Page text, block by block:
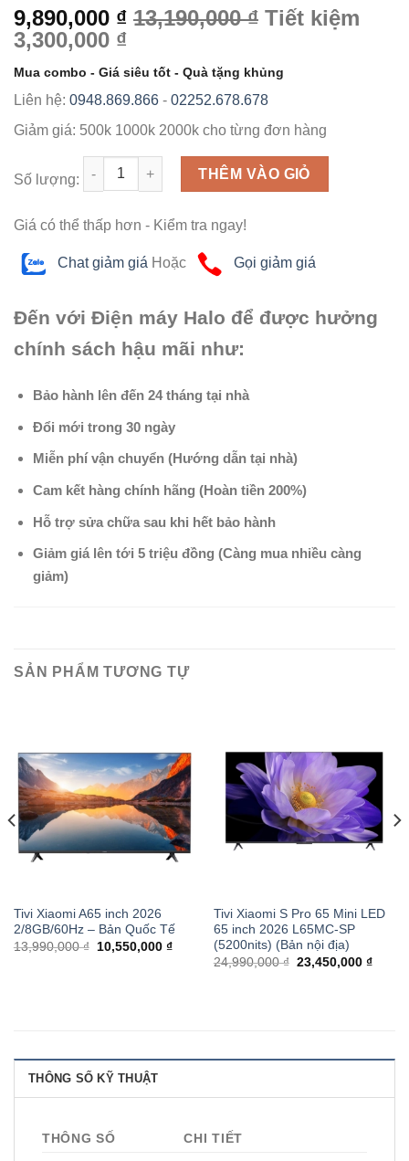
9,890,000 ₫ 13,190,000 ₫ Tiết kiệm
3,300,000 ₫
Mua combo - Giá siêu tốt - Quà tặng khủng
Liên hệ: 0948.869.866 - 02252.678.678
Giảm giá: 500k 1000k 2000k cho từng đơn hàng
Số lượng:
Số lượng THÊM VÀO GIỎ
Giá có thể thấp hơn - Kiểm tra ngay!
Chat giảm giá Hoặc Gọi giảm giá
Đến với Điện máy Halo để được hưởng
chính sách hậu mãi như:
Bảo hành lên đến 24 tháng tại nhà
Đổi mới trong 30 ngày
Miễn phí vận chuyển (Hướng dẫn tại nhà)
Cam kết hàng chính hãng (Hoàn tiền 200%)
Hỗ trợ sửa chữa sau khi hết bảo hành
Giảm giá lên tới 5 triệu đồng (Càng mua nhiều càng
giảm)
SẢN PHẨM TƯƠNG TỰ
Tivi Xiaomi A65 inch 2026
2/8GB/60Hz – Bản Quốc Tế
13,990,000 ₫
10,550,000 ₫
Tivi Xiaomi S Pro 65 Mini LED
65 inch 2026 L65MC-SP
(5200nits) (Bản nội địa)
24,990,000 ₫ 23,450,000 ₫
THÔNG SỐ KỸ THUẬT
THÔNG SỐ
CHI TIẾT